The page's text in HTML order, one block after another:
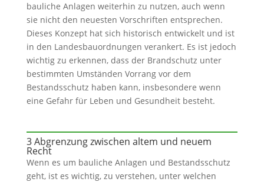
bauliche Anlagen weiterhin zu nutzen, auch wenn
sie nicht den neuesten Vorschriften entsprechen.
Dieses Konzept hat sich historisch entwickelt und ist
in den Landesbauordnungen verankert. Es ist jedoch
wichtig zu erkennen, dass der Brandschutz unter
bestimmten Umständen Vorrang vor dem
Bestandsschutz haben kann, insbesondere wenn
eine Gefahr für Leben und Gesundheit besteht.
3 Abgrenzung zwischen altem und neuem
Recht
Wenn es um bauliche Anlagen und Bestandsschutz
geht, ist es wichtig, zu verstehen, unter welchen